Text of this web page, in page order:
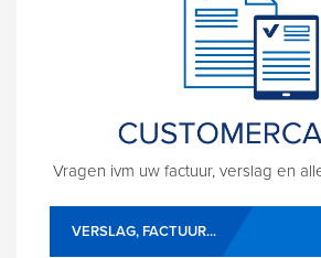
Vragen ivm uw factuur, verslag en
VERSLAG, FACTUUR...